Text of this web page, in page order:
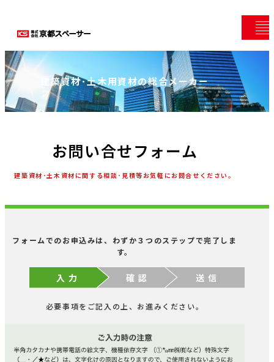
建築資材･土木用資材の総合メーカー
お問い合せフォーム
建築資材･土木資材に関する相談･見積等お気軽にお問合せください。
フォームでのお申込みは、わずか３つのステップで完了しま
す。
入 力 確 認 送 信
必要事項をご記入の上、お進みください。